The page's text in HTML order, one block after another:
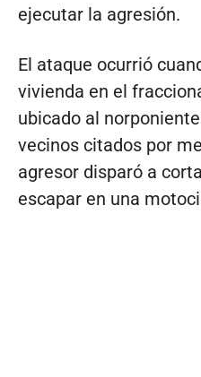
ejecutar la agresión.
El ataque ocurrió
vivienda en el
ubicado al
vecinos citados por
agresor disparó a
escapar en una